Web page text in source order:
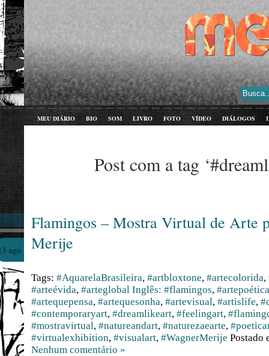
MEU DIÁRIO BIO SOM LIVRO FOTO VÍDEO DIÁLOGOS
Post com a tag
Flamingos – Mostra Virtual de Arte
Merije
ago
Tags: #AquarelaBrasileira, #artbloxtone, #artecolorida,
#arteévida, #arteglobal Inglês: #flamingos, #artepoética
#artequepensa, #artequesonha, #artevisual, #artislife,
#contemporaryart, #dreamlikeart, #feelingart,
#mostravirtual, #natureandart, #naturezaearte,
#virtualexhibition, #visualart, #WagnerMerije Postado
Nenhum comentário »